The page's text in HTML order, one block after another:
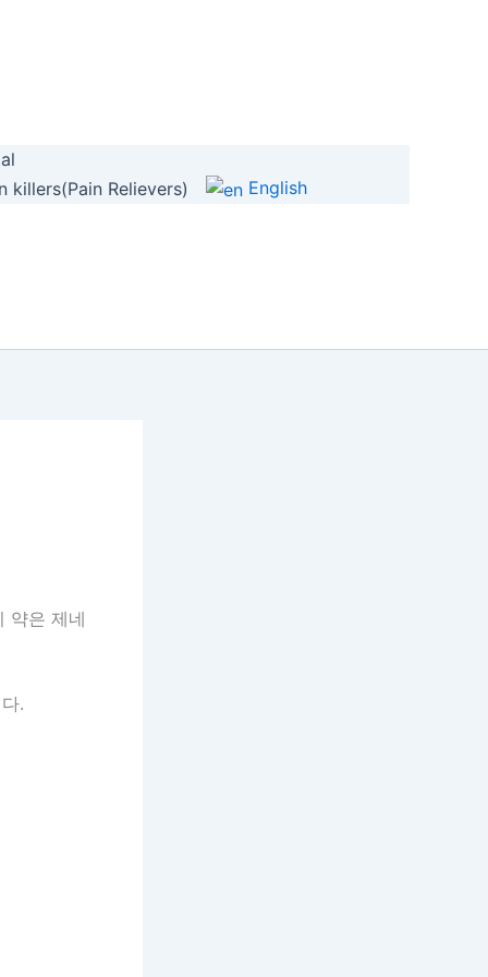
killers(Pain Relievers)
English
약은 제네
.